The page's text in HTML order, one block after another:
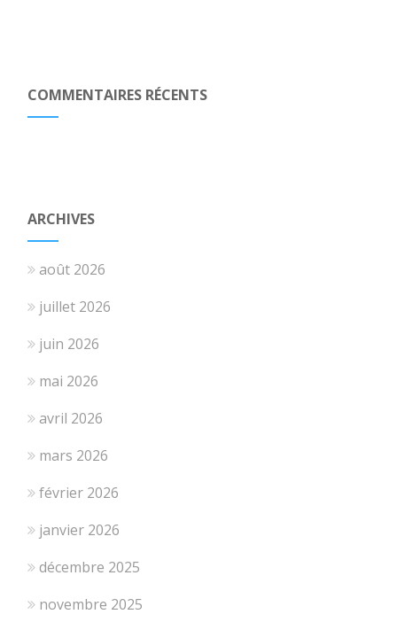
COMMENTAIRES RÉCENTS
ARCHIVES
août 2026
juillet 2026
juin 2026
mai 2026
avril 2026
mars 2026
février 2026
janvier 2026
décembre 2025
novembre 2025